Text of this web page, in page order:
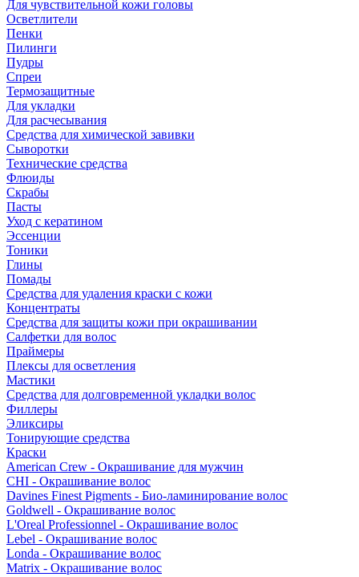
Для чувствительной кожи головы
Осветлители
Пенки
Пилинги
Пудры
Спреи
Термозащитные
Для укладки
Для расчесывания
Средства для химической завивки
Сыворотки
Технические средства
Флюиды
Скрабы
Пасты
Уход с кератином
Эссенции
Тоники
Глины
Помады
Средства для удаления краски с кожи
Концентраты
Средства для защиты кожи при окрашивании
Салфетки для волос
Праймеры
Плексы для осветления
Мастики
Средства для долговременной укладки волос
Филлеры
Эликсиры
Тонирующие средства
Краски
American Crew - Окрашивание для мужчин
CHI - Окрашивание волос
Davines Finest Pigments - Био-ламинирование волос
Goldwell - Окрашивание волос
L'Oreal Professionnel - Окрашивание волос
Lebel - Окрашивание волос
Londa - Окрашивание волос
Matrix - Окрашивание волос